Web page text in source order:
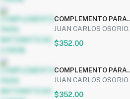
COMPLEMENTO PARA
MATEMATICAS 2 (NEM)
JUAN CARLOS OSORIO...
$352.00
COMPLEMENTO PARA
MATEMATICAS 3 (NEM)
JUAN CARLOS OSORIO...
$352.00